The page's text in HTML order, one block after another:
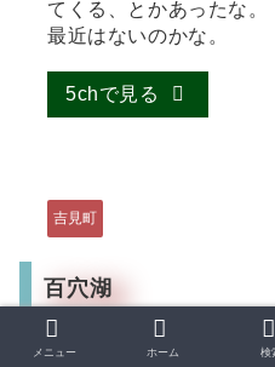
てくる、とかあったな。
最近はないのかな。
5chで見る
吉見町
百穴湖
612 :本当にあった怖い名無
メニュー ホーム 検